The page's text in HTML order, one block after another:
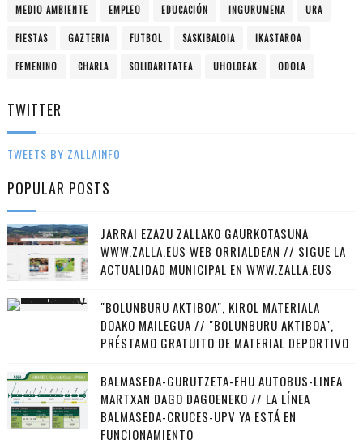
MEDIO AMBIENTE EMPLEO EDUCACIÓN INGURUMENA URA
FIESTAS GAZTERIA FUTBOL SASKIBALOIA IKASTAROA
FEMENINO CHARLA SOLIDARITATEA UHOLDEAK ODOLA
TWITTER
TWEETS BY ZALLAINFO
POPULAR POSTS
JARRAI EZAZU ZALLAKO GAURKOTASUNA
WWW.ZALLA.EUS WEB ORRIALDEAN // SIGUE LA
ACTUALIDAD MUNICIPAL EN WWW.ZALLA.EUS
"BOLUNBURU AKTIBOA", KIROL MATERIALA
DOAKO MAILEGUA // "BOLUNBURU AKTIBOA",
PRÉSTAMO GRATUITO DE MATERIAL DEPORTIVO
BALMASEDA-GURUTZETA-EHU AUTOBUS-LINEA
MARTXAN DAGO DAGOENEKO // LA LÍNEA
BALMASEDA-CRUCES-UPV YA ESTÁ EN
FUNCIONAMIENTO